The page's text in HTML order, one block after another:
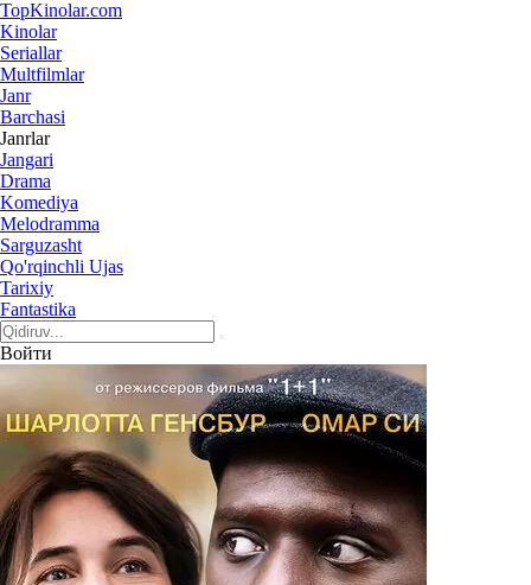
TopKinolar.com
Kinolar
Seriallar
Multfilmlar
Janr
Barchasi
Janrlar
Jangari
Drama
Komediya
Melodramma
Sarguzasht
Qo'rqinchli Ujas
Tarixiy
Fantastika
Войти